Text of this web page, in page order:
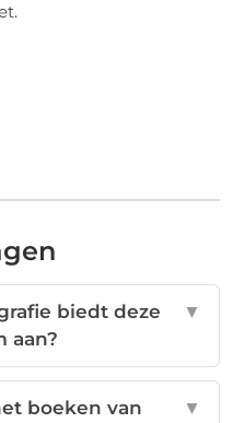
biedt deze
aan?
▼
boeken van
▼